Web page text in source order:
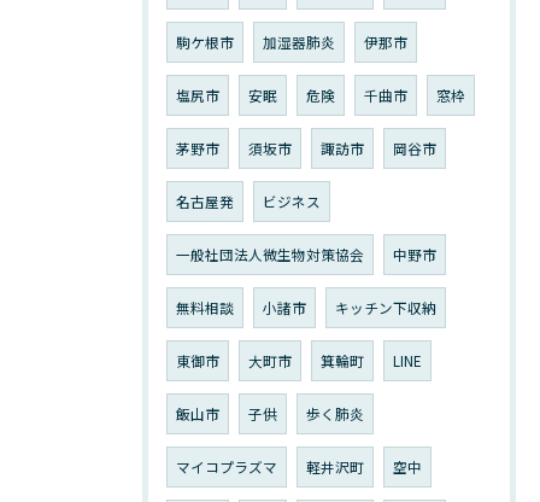
駒ケ根市 加湿器肺炎 伊那市
塩尻市 安眠 危険 千曲市 窓枠
茅野市 須坂市 諏訪市 岡谷市
名古屋発 ビジネス
一般社団法人微生物対策協会 中野市
無料相談 小諸市 キッチン下収納
東御市 大町市 箕輪町 LINE
飯山市 子供 歩く肺炎
マイコプラズマ 軽井沢町 空中